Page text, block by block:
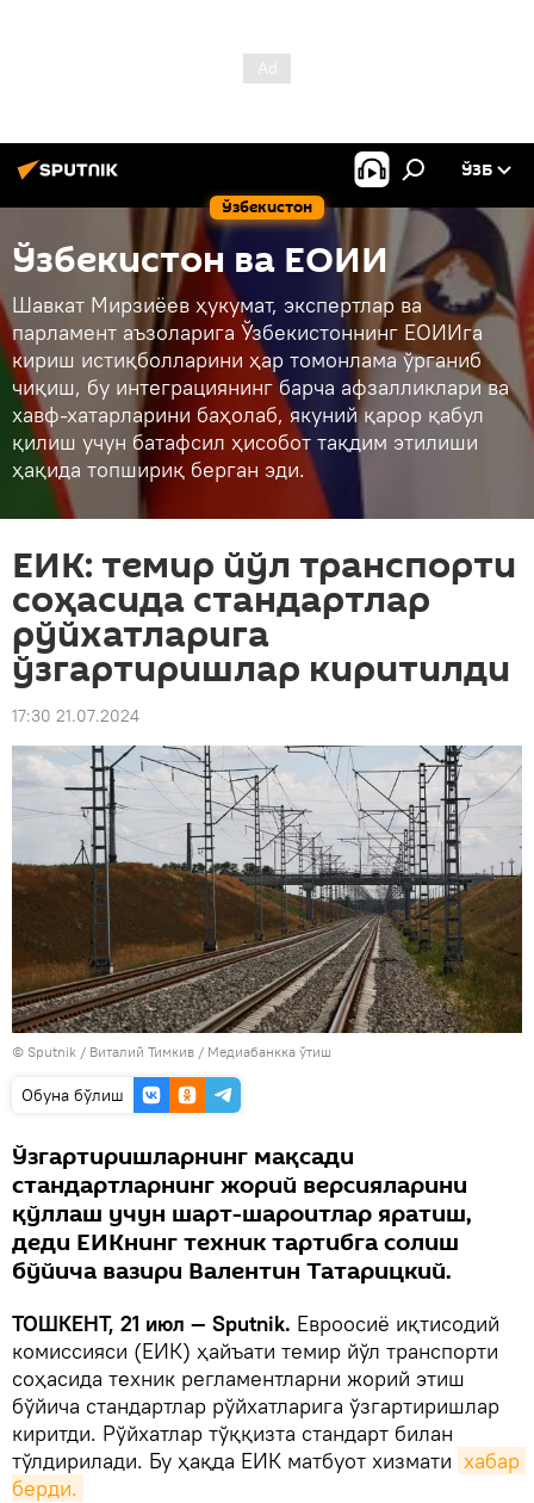
Ўзбекистон
ЎЗБ
Ўзбекистон ва ЕОИИ
Шавкат Мирзиёев ҳукумат, экспертлар ва
парламент аъзоларига Ўзбекистоннинг ЕОИИга
кириш истиқболларини ҳар томонлама ўрганиб
чиқиш, бу интеграциянинг барча афзалликлари ва
хавф-хатарларини баҳолаб, якуний қарор қабул
қилиш учун батафсил ҳисобот тақдим этилиши
ҳақида топшириқ берган эди.
ЕИК: темир йўл транспорти
соҳасида стандартлар
рўйхатларига
ўзгартиришлар киритилди
17:30 21.07.2024
© Sputnik / Виталий Тимкив / Медиабанкка ўтиш
Oбуна бўлиш
Ўзгартиришларнинг мақсади
стандартларнинг жорий версияларини
қўллаш учун шарт-шароитлар яратиш,
деди ЕИКнинг техник тартибга солиш
бўйича вазири Валентин Татарицкий.
ТОШКЕНТ, 21 июл — Sputnik. Евроосиё иқтисодий
комиссияси (ЕИК) ҳайъати темир йўл транспорти
соҳасида техник регламентларни жорий этиш
бўйича стандартлар рўйхатларига ўзгартиришлар
киритди. Рўйхатлар тўққизта стандарт билан
тўлдирилади. Бу ҳақда ЕИК матбуот хизмати хабар
берди.